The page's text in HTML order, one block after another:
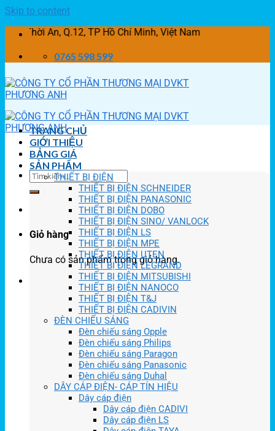
Skip to content
An, Q.12, TP Hồ Chí Minh, Việt Nam
0765 598 599
Giỏ hàng
Chưa có sản phẩm trong giỏ hàng.
TRANG CHỦ
GIỚI THIỆU
BẢNG GIÁ
SẢN PHẨM
THIẾT BỊ ĐIỆN
THIẾT BỊ ĐIỆN SCHNEIDER
THIẾT BỊ ĐIỆN PANASONIC
THIẾT BỊ ĐIỆN DOBO
THIẾT BỊ ĐIỆN SINO/ VANLOCK
THIẾT BỊ ĐIỆN LS
THIẾT BỊ ĐIỆN MPE
THIẾT BỊ ĐIỆN UTEN
THIẾT BỊ ĐIỆN LEGRAND
THIẾT BỊ ĐIỆN MITSUBISHI
THIẾT BỊ ĐIỆN NANOCO
THIẾT BỊ ĐIỆN T&J
THIẾT BỊ ĐIỆN CADIVIN
ĐÈN CHIẾU SÁNG
Đèn chiếu sáng Opple
Đèn chiếu sáng Philips
Đèn chiếu sáng Paragon
Đèn chiếu sáng Panasonic
Đèn chiếu sáng Duhal
DÂY CÁP ĐIỆN- CÁP TÍN HIỆU
Dây cáp điện
Dây cáp điện CADIVI
Dây cáp điện LS